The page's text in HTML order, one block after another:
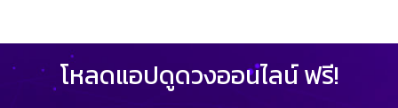
โหลดแอปดูดวงออนไลน์ ฟรี!